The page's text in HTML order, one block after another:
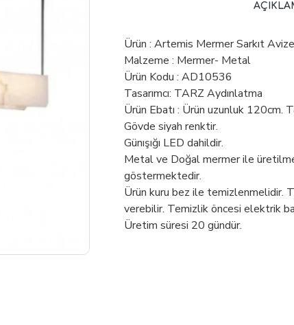
Ürün : Artemis Mermer Sarkıt Avize
Malzeme : Mermer- Metal
Ürün Kodu : AD10536
Tasarımcı: TARZ Aydınlatma
Ürün Ebatı : Ürün uzunluk 120cm.
Gövde siyah renktir.
Günışığı LED dahildir.
Metal ve Doğal mermer ile
göstermektedir.
Ürün kuru bez ile temizlenmelidir.
verebilir. Temizlik öncesi elektrik
Üretim süresi 20 gündür.